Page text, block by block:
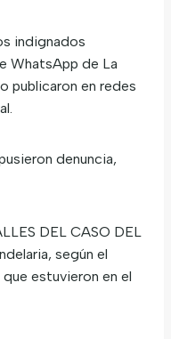
indignados
WhatsApp de La
publicaron en redes
denuncia,
DEL CASO DEL
según el
estuvieron en el